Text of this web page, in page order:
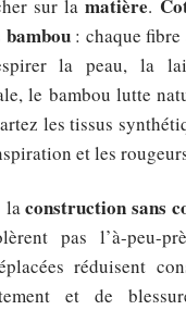
sur lamatière.
bambou: chaque fibre
la peau, la
le bambou lutte
les tissus
et les
laconstruction sans
pas l’à-peu-
réduisent
et de